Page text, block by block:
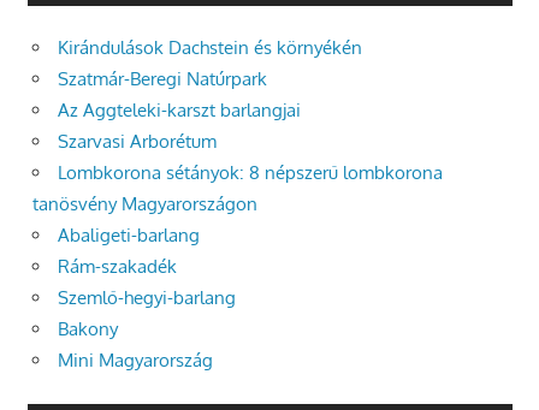
Kirándulások Dachstein és környékén
Szatmár-Beregi Natúrpark
Az Aggteleki-karszt barlangjai
Szarvasi Arborétum
Lombkorona sétányok: 8 népszerű lombkorona
tanösvény Magyarországon
Abaligeti-barlang
Rám-szakadék
Szemlő-hegyi-barlang
Bakony
Mini Magyarország